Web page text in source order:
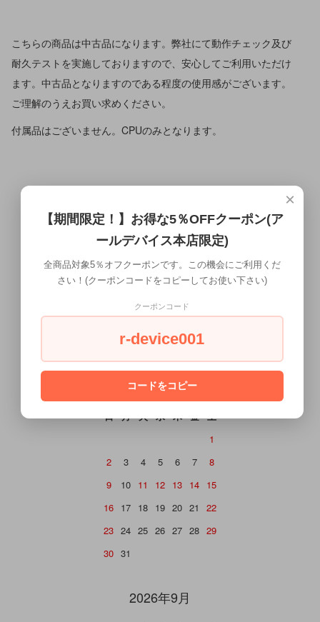
こちらの商品は中古品になります。弊社にて動作チェック及び
耐久テストを実施しておりますので、安心してご利用いただけ
ます。中古品となりますのである程度の使用感がございます。
ご理解のうえお買い求めください。
付属品はございません。CPUのみとなります。
CALENDAR
カレンダー
2026年8月
日 月 火 水 木 金 土
1
2
3 4 5 6 7
8
9
10 11 12 13 14 15
16 17 18 19 20 21
22
23 24 25 26 27 28 29
30 31
2026年9月
×
【期間限定！】お得な5％OFFクーポン(ア
ールデバイス本店限定)
全商品対象5％オフクーポンです。この機会にご利用くだ
さい！(クーポンコードをコピーしてお使い下さい)
クーポンコード
r-device001
コードをコピー